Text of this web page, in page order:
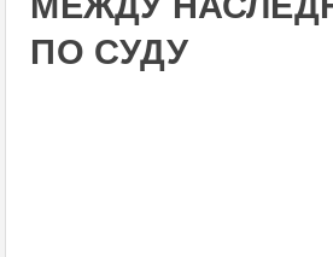
ПО СУДУ